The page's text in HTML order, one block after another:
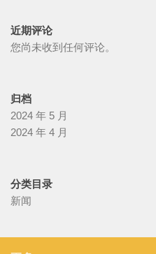
近期评论
您尚未收到任何评论。
归档
2024 年 5 月
2024 年 4 月
分类目录
新闻